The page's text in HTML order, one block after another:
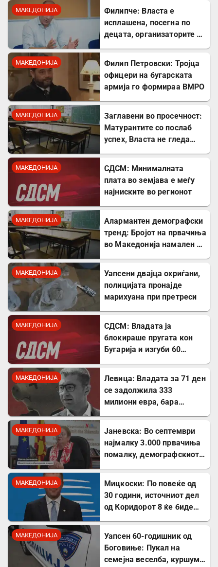
МАКЕДОНИЈА
Филипче: Власта е
исплашена, посегна по
децата, организаторите и
МАКЕДОНИЈА
Филип Петровски: Тројца
офицери на бугарската
армија го формираа ВМРО
МАКЕДОНИЈА
Заглавени во просечност:
Матурантите со послаб
успех, Власта не гледа
МАКЕДОНИЈА
СДСМ: Минималната
плата во земјава е меѓу
најниските во регионот
МАКЕДОНИЈА
Алармантен демографски
тренд: Бројот на првачиња
во Македонија намален за
МАКЕДОНИЈА
Уапсени двајца охриѓани,
полицијата пронајде
марихуана при претреси
МАКЕДОНИЈА
СДСМ: Владата ја
блокираше пругата кон
Бугарија и изгуби 60
МАКЕДОНИЈА
Левица: Владата за 71 ден
се задолжила 333
милиони евра, бара
МАКЕДОНИЈА
Јаневска: Во септември
најмалку 3.000 првачиња
помалку, демографскиот
МАКЕДОНИЈА
Мицкоски: По повеќе од
30 години, источниот дел
од Коридорот 8 ќе биде
МАКЕДОНИЈА
Уапсен 60-годишник од
Боговиње: Пукал на
семејна веселба, куршум